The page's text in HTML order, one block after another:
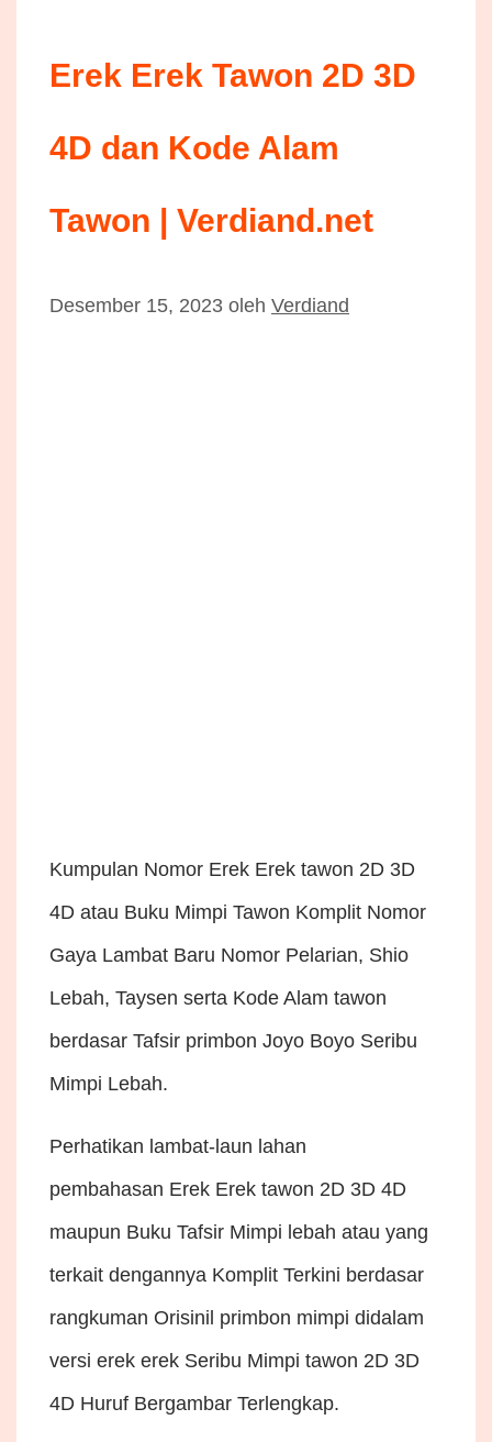
Erek Erek Tawon 2D 3D
4D dan Kode Alam
Tawon | Verdiand.net
Desember 15, 2023 oleh Verdiand
Kumpulan Nomor Erek Erek tawon 2D 3D
4D atau Buku Mimpi Tawon Komplit Nomor
Gaya Lambat Baru Nomor Pelarian, Shio
Lebah, Taysen serta Kode Alam tawon
berdasar Tafsir primbon Joyo Boyo Seribu
Mimpi Lebah.
Perhatikan lambat-laun lahan
pembahasan Erek Erek tawon 2D 3D 4D
maupun Buku Tafsir Mimpi lebah atau yang
terkait dengannya Komplit Terkini berdasar
rangkuman Orisinil primbon mimpi didalam
versi erek erek Seribu Mimpi tawon 2D 3D
4D Huruf Bergambar Terlengkap.